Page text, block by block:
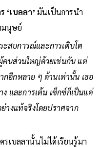
‘เบลลา’ มันเป็นการนำ
มนุษย์
สบการณ์และการเติบโต
คนส่วนใหญ่ด้วยเช่นกัน แต่
อีกหลาย ๆ ด้านเท่านั้น เธอ
และการเต้น เซ็กซ์ก็เป็นแค่
างแท้จริงโดยปราศจาก
รเบลลานั้นไม่ได้เรียนรู้มา